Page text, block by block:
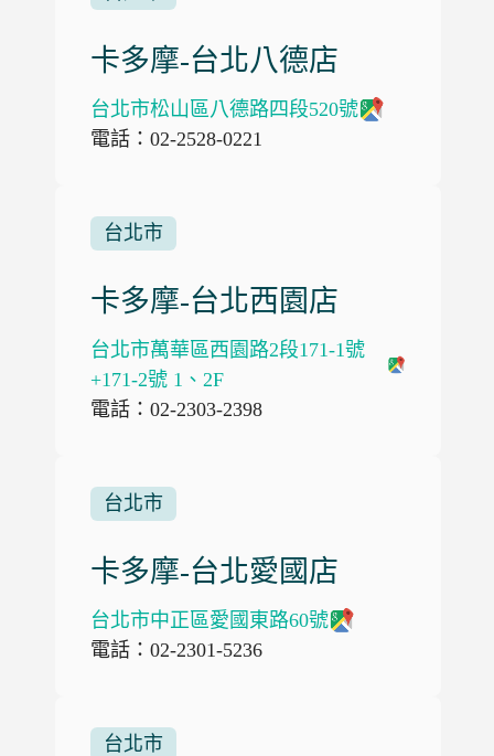
卡多摩-台北八德店
台北市松山區八德路四段520號
電話：02-2528-0221
台北市
卡多摩-台北西園店
台北市萬華區西園路2段171-1號
+171-2號 1、2F
電話：02-2303-2398
台北市
卡多摩-台北愛國店
台北市中正區愛國東路60號
電話：02-2301-5236
台北市